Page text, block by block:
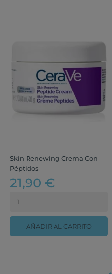
Skin Renewing Crema Con
Péptidos
21,90 €
AÑADIR AL CARRITO